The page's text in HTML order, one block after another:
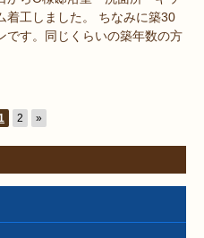
着工しました。 ちなみに築30
です。同じくらいの築年数の方
2 »